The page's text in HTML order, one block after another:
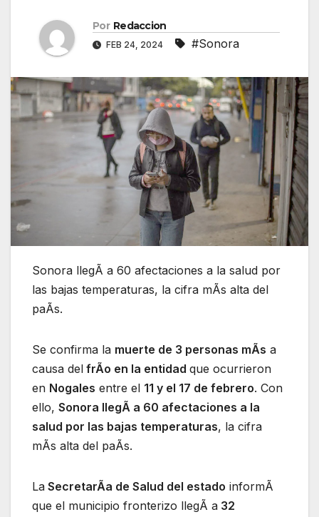
Por Redaccion
FEB 24, 2024 #Sonora
Sonora llegÃ a 60 afectaciones a la salud por
las bajas temperaturas, la cifra mÃs alta del
paÃs.
Se confirma la muerte de 3 personas mÃs a
causa del frÃo en la entidad que ocurrieron
en Nogales entre el 11 y el 17 de febrero. Con
ello, Sonora llegÃ a 60 afectaciones a la
salud por las bajas temperaturas, la cifra
mÃs alta del paÃs.
La SecretarÃa de Salud del estado informÃ
que el municipio fronterizo llegÃ a 32